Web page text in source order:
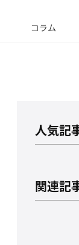
コラム
人気記
関連記